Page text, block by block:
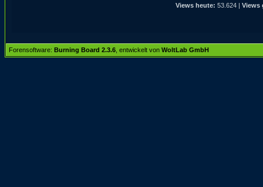
Views heute: 53.624 | Views
Forensoftware: Burning Board 2.3.6 , entwickelt von WoltLab GmbH